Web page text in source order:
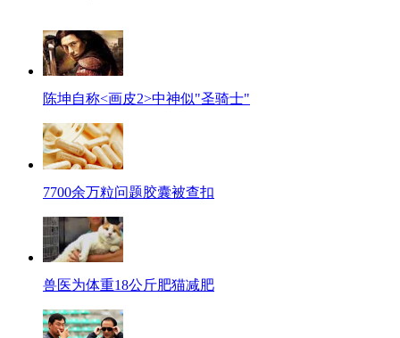
陈坤自称<画皮2>中神似"圣骑士"
7700余万粒问题胶囊被查扣
兽医为体重18公斤肥猫减肥